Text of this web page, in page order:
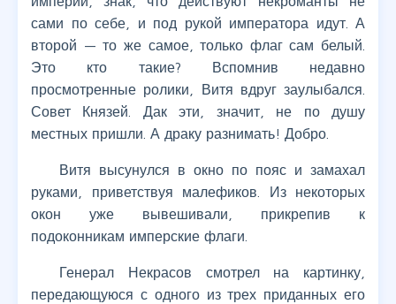
сами по себе, и под рукой императора идут. А
второй — то же самое, только флаг сам белый.
Это кто такие? Вспомнив недавно
просмотренные ролики, Витя вдруг заулыбался.
Совет Князей. Дак эти, значит, не по душу
местных пришли. А драку разнимать! Добро.
Витя высунулся в окно по пояс и замахал
руками, приветствуя малефиков. Из некоторых
окон уже вывешивали, прикрепив к
подоконникам имперские флаги.
Генерал Некрасов смотрел на картинку,
передающуюся с одного из трех приданных его